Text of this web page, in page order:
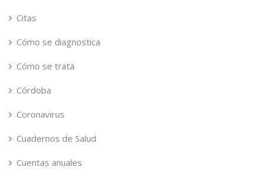
Citas
Cómo se diagnostica
Cómo se trata
Córdoba
Coronavirus
Cuadernos de Salud
Cuentas anuales